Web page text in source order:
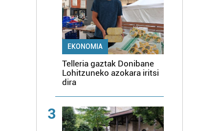
EKONOMIA
Telleria gaztak Donibane
Lohitzuneko azokara iritsi
dira
3